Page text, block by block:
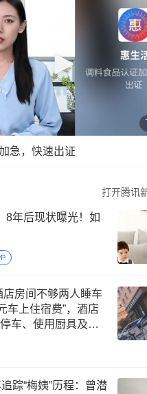
急，快速出证
打开腾讯
8年后现状曝光！如
店房间不够两人睡车
车上住宿费”，酒店
车、使用厨具及衣
并补偿1000元
踪“梅姨”历程：曾潜